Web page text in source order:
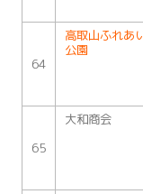
64
高取山ふれあ
公園
65
大和商会